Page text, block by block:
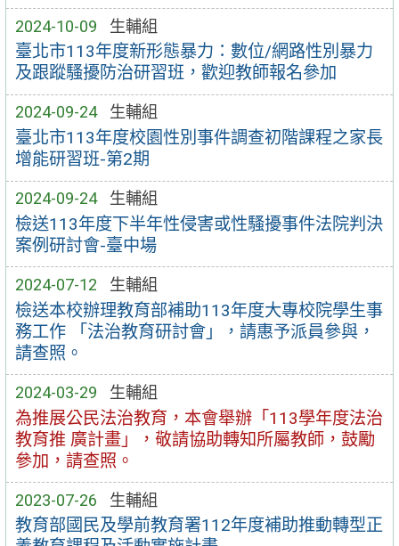
2024-10-09 生輔組
臺北市113年度新形態暴力：數位/網路性別暴力
及跟蹤騷擾防治研習班，歡迎教師報名參加
2024-09-24 生輔組
臺北市113年度校園性別事件調查初階課程之家長
增能研習班-第2期
2024-09-24 生輔組
檢送113年度下半年性侵害或性騷擾事件法院判決
案例研討會-臺中場
2024-07-12 生輔組
檢送本校辦理教育部補助113年度大專校院學生事
務工作 「法治教育研討會」，請惠予派員參與，
請查照。
2024-03-29 生輔組
為推展公民法治教育，本會舉辦「113學年度法治
教育推 廣計畫」，敬請協助轉知所屬教師，鼓勵
參加，請查照。
2023-07-26 生輔組
教育部國民及學前教育署112年度補助推動轉型正